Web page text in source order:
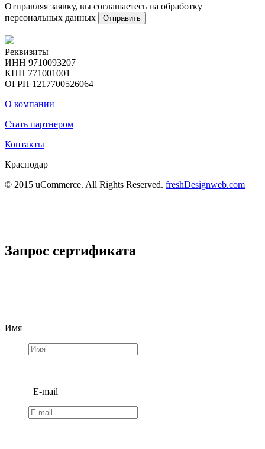
Отправляя заявку, вы соглашаетесь на обработку
персональных данных
Отправить
Реквизиты
ИНН 9710093207
КПП 771001001
ОГРН 1217700526064
О компании
Стать партнером
Контакты
Краснодар
© 2015 uCommerce. All Rights Reserved. freshDesignweb.com
Запрос сертификата
Имя
E-mail